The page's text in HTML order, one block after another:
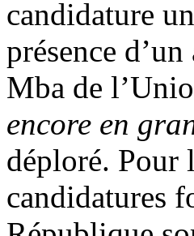
candidature
présence
Mba de
encore en
déploré. Pour
candidatures